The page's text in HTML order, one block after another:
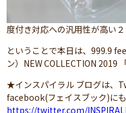
度付き対応への汎用性が高い２
ということで本日は、999.9
ン）NEW COLLECTION 2019
★インスパイラル ブログは、
facebook(フェイスブック)に
https://twitter.com/